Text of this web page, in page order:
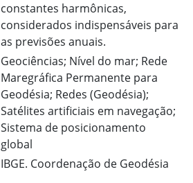
constantes harmônicas,
considerados indispensáveis para
as previsões anuais.
Geociências; Nível do mar; Rede
Maregráfica Permanente para
Geodésia; Redes (Geodésia);
Satélites artificiais em navegação;
Sistema de posicionamento
global
IBGE. Coordenação de Geodésia